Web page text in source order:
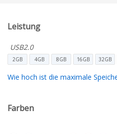
Leistung
USB2.0
2GB 4GB 8GB 16GB 32GB
Wie hoch ist die maximale
Farben